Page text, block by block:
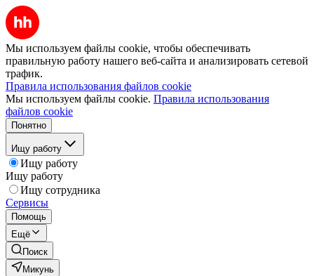
Мы используем файлы cookie, чтобы обеспечивать
правильную работу нашего веб-сайта и анализировать сетевой
трафик.
Правила использования файлов cookie
Мы используем файлы cookie. Правила использования
файлов cookie
Понятно
Ищу работу
Ищу работу
Ищу работу
Ищу сотрудника
Сервисы
Помощь
Ещё
Поиск
Микунь